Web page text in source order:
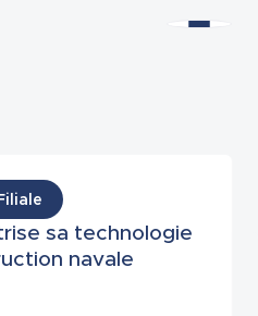
sa technologie
navale